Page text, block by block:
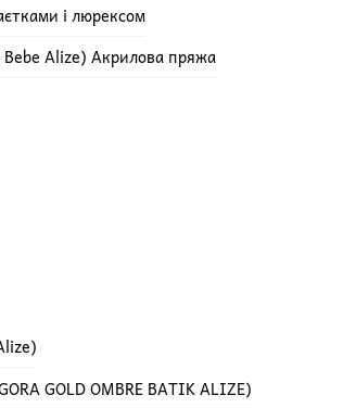
і люрексом
Bebe Alize) Акрилова пряжа
GOLD OMBRE BATIK ALIZE)